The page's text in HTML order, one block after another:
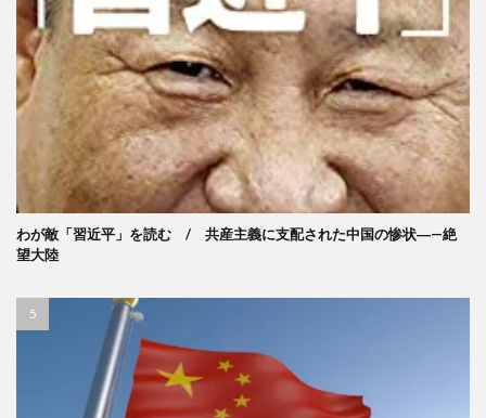
わが敵「習近平」を読む / 共産主義に支配された中国の惨状―—絶
望大陸